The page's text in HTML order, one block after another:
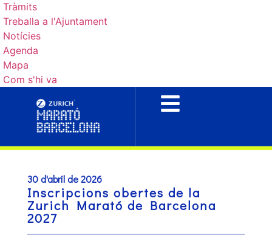
Tràmits
Treballa a l'Ajuntament
Notícies
Agenda
Mapa
Com s'hi va
30 d'abril de 2026
Inscripcions obertes de la
Zurich Marató de Barcelona
2027